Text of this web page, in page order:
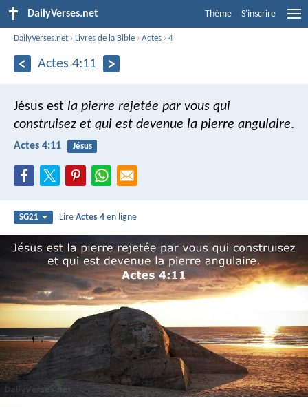
DailyVerses.net Thème S'inscrire
DailyVerses.net ›Livres de la Bible ›Actes ›4
Actes 4:11
Jésus est la pierre rejetée par vous qui
construisez et qui est devenue la pierre angulaire.
Actes 4:11 Jésus
SG21 LireActes 4 en ligne